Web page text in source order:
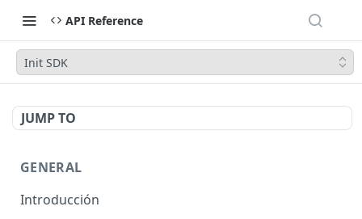
API Reference
Init SDK
JUMP TO
GENERAL
Introducción